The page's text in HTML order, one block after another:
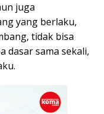
juga
yang berlaku,
tidak bisa
dasar sama sekali,